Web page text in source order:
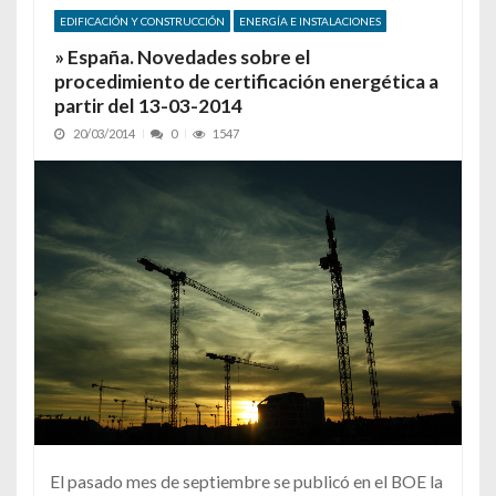
EDIFICACIÓN Y CONSTRUCCIÓN ENERGÍA E INSTALACIONES
» España. Novedades sobre el
procedimiento de certificación energética a
partir del 13-03-2014
20/03/2014 0 1547
El pasado mes de septiembre se publicó en el BOE la